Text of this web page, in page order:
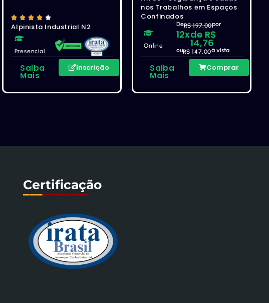
Alpinista Industrial N2
Presencial
Saiba
Mais
Inscrição
nos Trabalhos em Espaços
Confinados
Online
DeR$ 197,00por
12xde R$
14,76
ouR$ 147,00à vista
Saiba
Mais
Comprar
Certificação
__________